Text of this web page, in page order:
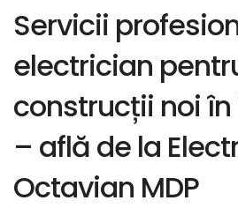
Servicii
electrician
construcții noi
– află de la
Octavian MDP